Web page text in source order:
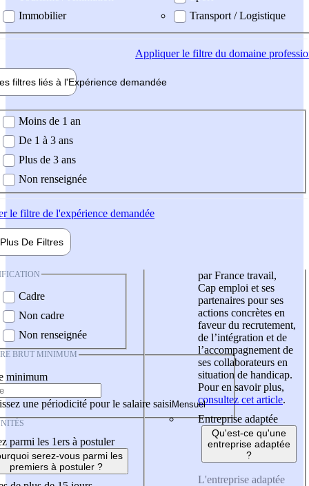
Immobilier
Transport / Logistique
Appliquerle filtre du domaine
filtres liés à l'Expérience demandée
demandée
Moins de 1 an
De 1 à 3 ans
Plus de 3 ans
Non renseignée
le filtre de l'expérience demandée
Plus De Filtres
Cadre
Non cadre
Non renseignée
BRUT MINIMUM
minimum
une périodicité pour le salaire saisi
parmi les 1ers à postuler
serez-vous parmi les
premiers à postuler ?
par France travail,
Cap emploi et ses
partenaires pour ses
actions concrètes en
faveur du recrutement,
de l’intégration et de
l’accompagnement de
ses collaborateurs en
situation de handicap.
Pour en savoir plus,
consultez cet article.
Entreprise adaptée
Qu'est-ce qu'une
entreprise adaptée
?
L'entreprise adaptée